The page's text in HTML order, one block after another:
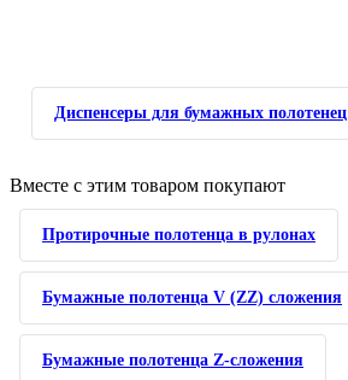
Диспенсеры для бумажных полотенец
Вместе с этим товаром покупают
Протирочные полотенца в рулонах
Бумажные полотенца V (ZZ) сложения
Бумажные полотенца Z-сложения